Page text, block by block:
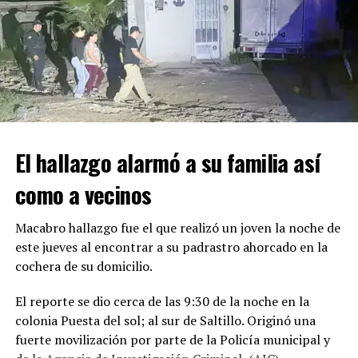
impactándose contra una de las columnas de concreto
que sostienen la estructura del puente.
Automovilistas que presenciaron el percance solicitaron
apoyo a través del Sistema de Emergencias 911, por lo
que al lugar acudieron elementos de Tránsito Municipal
y rescatistas de la Secretaría de Salud.
El hallazgo alarmó a su familia así
como a vecinos
Macabro hallazgo fue el que realizó un joven la noche de
este jueves al encontrar a su padrastro ahorcado en la
cochera de su domicilio.
El reporte se dio cerca de las 9:30 de la noche en la
colonia Puesta del sol; al sur de Saltillo. Originó una
fuerte movilización por parte de la Policía municipal y